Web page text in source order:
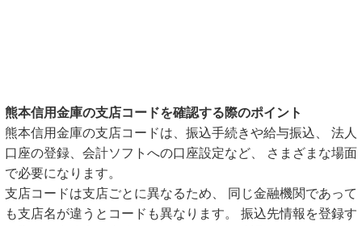
熊本信用金庫の支店コードを確認する際のポイント
熊本信用金庫の支店コードは、振込手続きや給与振込、 法人
口座の登録、会計ソフトへの口座設定など、 さまざまな場面
で必要になります。
支店コードは支店ごとに異なるため、 同じ金融機関であって
も支店名が違うとコードも異なります。 振込先情報を登録す